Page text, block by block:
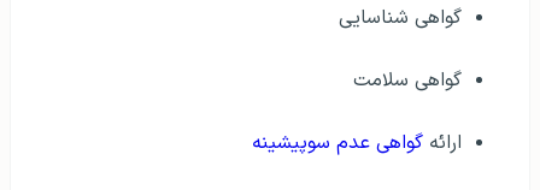
گواهی شناسایی
گواهی سلامت
ارائه گواهی عدم سوپیشینه